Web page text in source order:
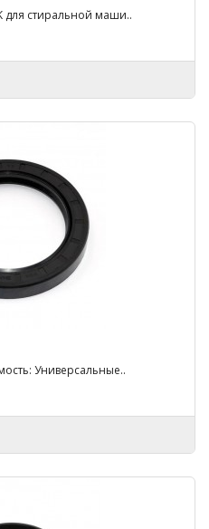
для стиральной маши..
Универсальные..